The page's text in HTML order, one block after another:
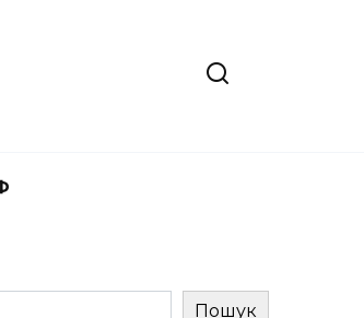
Пошук